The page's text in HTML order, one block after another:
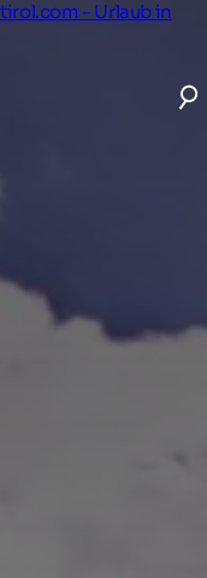
- Urlaub in